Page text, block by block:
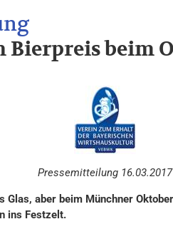
Bierpreis beim
Pressemitteilung 16.03.2017
Glas, aber beim Münchner
ins Festzelt.